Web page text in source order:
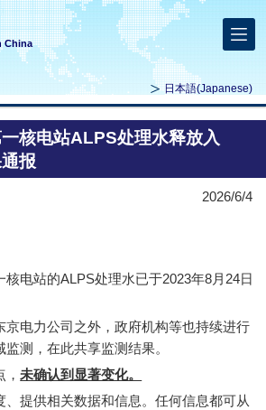
China
日本語(Japanese)
核电站ALPS处理水释放入
报
2026/6/4
核电站的ALPS处理水已于2023年8月24日
京电力公司之外，政府机构等也持续进行
测，在此共享监测结果。
，未确认到显著变化。
、提供相关数据和信息。任何信息都可从